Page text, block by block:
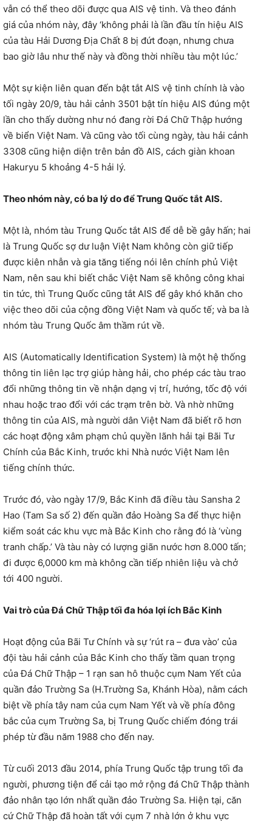
vẫn có thể theo dõi được qua AIS vệ tinh. Và theo đánh
giá của nhóm này, đây ‘không phải là lần đầu tín hiệu AIS
của tàu Hải Dương Địa Chất 8 bị đứt đoạn, nhưng chưa
bao giờ lâu như thế này và đồng thời nhiều tàu một lúc.’
Một sự kiện liên quan đến bật tắt AIS vệ tinh chính là vào
tối ngày 20/9, tàu hải cảnh 3501 bật tín hiệu AIS đúng một
lần cho thấy dường như nó đang rời Đá Chữ Thập hướng
về biển Việt Nam. Và cũng vào tối cùng ngày, tàu hải cảnh
3308 cũng hiện diện trên bản đồ AIS, cách giàn khoan
Hakuryu 5 khoảng 4-5 hải lý.
Theo nhóm này, có ba lý do để Trung Quốc tắt AIS.
Một là, nhóm tàu Trung Quốc tắt AIS để dễ bề gây hấn; hai
là Trung Quốc sợ dư luận Việt Nam không còn giữ tiếp
được kiên nhẫn và gia tăng tiếng nói lên chính phủ Việt
Nam, nên sau khi biết chắc Việt Nam sẽ không công khai
tin tức, thì Trung Quốc cũng tắt AIS để gây khó khăn cho
việc theo dõi của cộng đồng Việt Nam và quốc tế; và ba là
nhóm tàu Trung Quốc âm thầm rút về.
AIS (Automatically Identification System) là một hệ thống
thông tin liên lạc trợ giúp hàng hải, cho phép các tàu trao
đổi những thông tin về nhận dạng vị trí, hướng, tốc độ với
nhau hoặc trao đổi với các trạm trên bờ. Và nhờ những
thông tin của AIS, mà người dân Việt Nam đã biết rõ hơn
các hoạt động xâm phạm chủ quyền lãnh hải tại Bãi Tư
Chính của Bắc Kinh, trước khi Nhà nước Việt Nam lên
tiếng chính thức.
Trước đó, vào ngày 17/9, Bắc Kinh đã điều tàu Sansha 2
Hao (Tam Sa số 2) đến quần đảo Hoàng Sa để thực hiện
kiểm soát các khu vực mà Bắc Kinh cho rằng đó là ‘vùng
tranh chấp.’ Và tàu này có lượng giãn nước hơn 8.000 tấn;
đi được 6,0000 km mà không cần tiếp nhiên liệu và chở
tới 400 người.
Vai trò của Đá Chữ Thập tối đa hóa lợi ích Bắc Kinh
Hoạt động của Bãi Tư Chính và sự ‘rút ra – đưa vào’ của
đội tàu hải cảnh của Bắc Kinh cho thấy tầm quan trọng
của Đá Chữ Thập – 1 rạn san hô thuộc cụm Nam Yết của
quần đảo Trường Sa (H.Trường Sa, Khánh Hòa), nằm cách
biệt về phía tây nam của cụm Nam Yết và về phía đông
bắc của cụm Trường Sa, bị Trung Quốc chiếm đóng trái
phép từ đầu năm 1988 cho đến nay.
Từ cuối 2013 đầu 2014, phía Trung Quốc tập trung tối đa
người, phương tiện để cải tạo mở rộng đá Chữ Thập thành
đảo nhân tạo lớn nhất quần đảo Trường Sa. Hiện tại, căn
cứ Chữ Thập đã hoàn tất với cụm 7 nhà lớn ở khu vực